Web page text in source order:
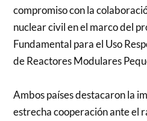
compromiso con la
nuclear civil en el marco del
Fundamental para el Uso
de Reactores Modulares
Ambos países destacaron la
estrecha cooperación ante el